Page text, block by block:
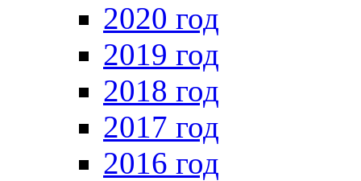
2020 год
2019 год
2018 год
2017 год
2016 год